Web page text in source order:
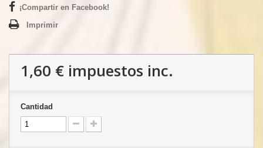
¡Compartir en Facebook!
Imprimir
1,60 € impuestos inc.
Cantidad